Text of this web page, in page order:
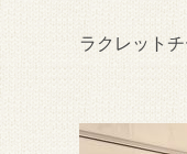
ラクレット